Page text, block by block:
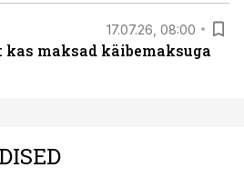
17.07.26, 08:00
kas maksad käibemaksuga